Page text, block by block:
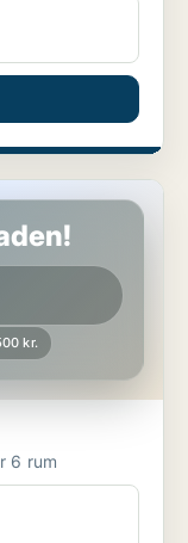
kr.
har 6 rum